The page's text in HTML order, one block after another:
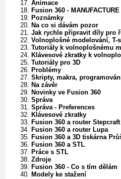
Animace
Fusion 360 -
Poznámky
Na co si dávám pozor
Jak rychle připravit díly pro
Volnoplošné modelování, T-
Tutoriály k volnoplošnému
Klávesové zkratky k
Tutoriály pro 3D
Problémy
Skripty, makra,
Na závěr
Novinky ve Fusion 360
Správa
Správa - Preferences
Klávesové zkratky
Fusion 360 a router Stepcraft
Fusion 360 a router Lupa
Fusion 360 a 3D tiskárna
Fusion 360 a STL
Práce s STL
Zdroje
Fusion 360 - Co s tím dělám
Modely ke stažení